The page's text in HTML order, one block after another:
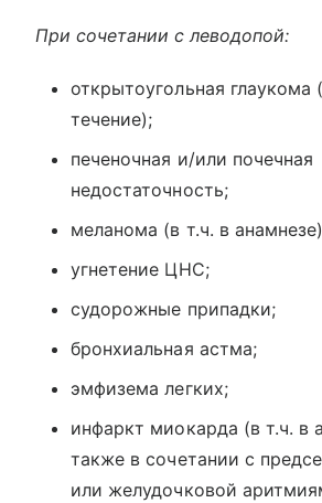
При сочетании с леводопой:
открытоугольная глаукома
течение);
печеночная и/или почечная
недостаточность;
меланома (в т.ч. в
угнетение ЦНС;
судорожные припадки;
бронхиальная астма;
эмфизема легких;
инфаркт миокарда (в т.ч. в
также в сочетании с
или желудочковой